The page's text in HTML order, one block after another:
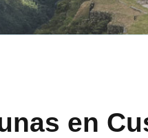
en